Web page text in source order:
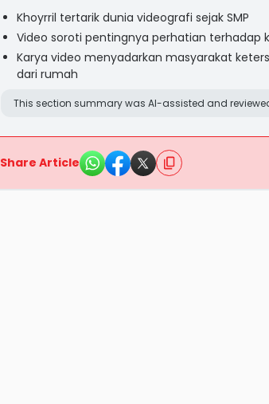
Khoyrril tertarik dunia videografi sejak SMP
Video soroti pentingnya perhatian terhadap
Karya video menyadarkan masyarakat
dari rumah
This section summary was AI-assisted and
Share Article